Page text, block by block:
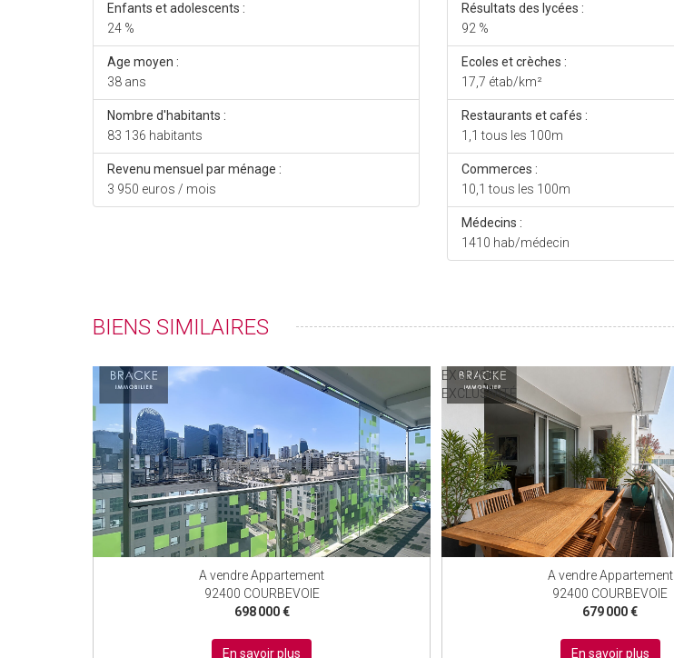
Enfants et adolescents :
24 %
Age moyen :
38 ans
Nombre d'habitants :
83 136 habitants
Revenu mensuel par ménage :
3 950 euros / mois
Résultats des lycées :
92 %
Ecoles et crèches :
17,7 étab/km²
Restaurants et cafés :
1,1 tous les 100m
Commerces :
10,1 tous les 100m
Médecins :
1410 hab/médecin
BIENS SIMILAIRES
A vendre Appartement
92400 COURBEVOIE
698 000 €
En savoir plus
EXCLUSIF
EXCLUSIVITÉ
A vendre Appartement
92400 COURBEVOIE
679 000 €
En savoir plus